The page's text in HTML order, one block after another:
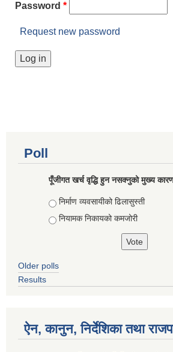
Password *
Request new password
Poll
पूँजीगत खर्च वृद्धि हुन नसक्नुको मुख्य
Choices
निर्माण व्यवसायीको ढिलासुस्ती
नियामक निकायको कमजोरी
Older polls
Results
ऐन, कानुन, निर्देशिका तथा